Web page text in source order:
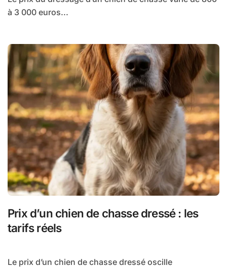
à 3 000 euros...
Prix d’un chien de chasse dressé : les
tarifs réels
Le prix d’un chien de chasse dressé oscille